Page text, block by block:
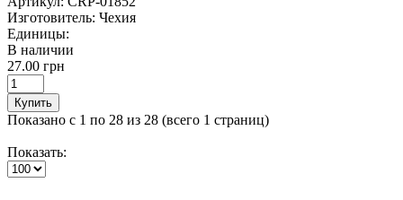
Изготовитель: Чехия
Единицы:
В наличии
27.00 грн
Купить
Показано с 1 по 28 из 28 (всего 1 страниц)
Показать: